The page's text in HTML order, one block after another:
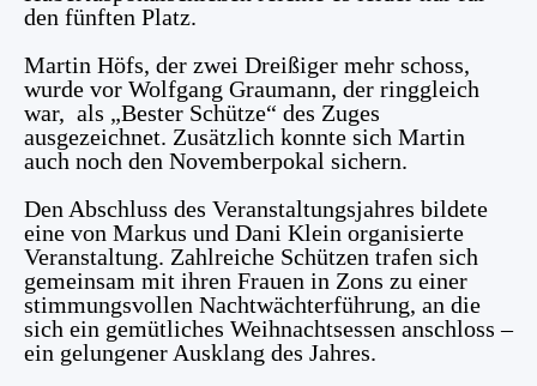
den fünften Platz.
Martin Höfs, der zwei Dreißiger mehr schoss,
wurde vor Wolfgang Graumann, der ringgleich
war, als „Bester Schütze“ des Zuges
ausgezeichnet. Zusätzlich konnte sich Martin
auch noch den Novemberpokal sichern.
Den Abschluss des Veranstaltungsjahres bildete
eine von Markus und Dani Klein organisierte
Veranstaltung. Zahlreiche Schützen trafen sich
gemeinsam mit ihren Frauen in Zons zu einer
stimmungsvollen Nachtwächterführung, an die
sich ein gemütliches Weihnachtsessen anschloss –
ein gelungener Ausklang des Jahres.